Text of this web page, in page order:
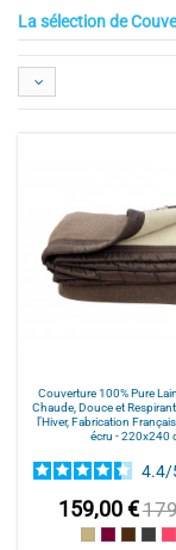
La sélection de
Couverture 100% Pure
Chaude, Douce et
l’Hiver, Fabrication
écru - 220x240
4.4/
159,00 €
Ecruprune /gris